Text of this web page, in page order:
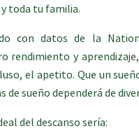
y toda tu familia.
con datos de la
y
el apetito. Que un
de sueño dependerá de
del descanso sería: